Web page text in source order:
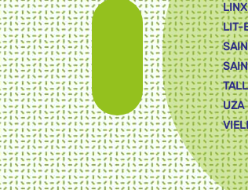
LIT-
UZA